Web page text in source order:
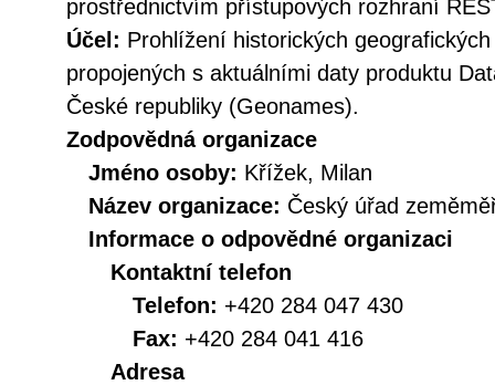
prostřednictvím přístupových rozhraní
Účel: Prohlížení historických
propojených s aktuálními daty produktu
České republiky (Geonames).
Zodpovědná organizace
Jméno osoby: Křížek, Milan
Název organizace: Český úřad
Informace o odpovědné organizaci
Kontaktní telefon
Telefon: +420 284 047 430
Fax: +420 284 041 416
Adresa